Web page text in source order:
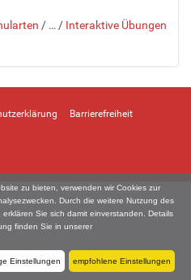
zu bieten, verwenden wir Cookies zur
Durch die weitere Nutzung des
Sie sich damit einverstanden. Details
finden Sie in unserer
Einstellungen empfohlene Einstellungen
/ … / Interaktive Übungen
Barrierefreiheit